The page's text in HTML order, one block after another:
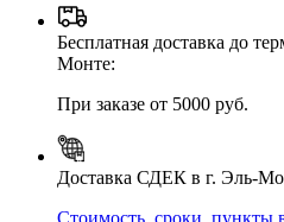
Бесплатная доставка до
Монте:
При заказе от 5000 руб.
Доставка СДЕК в г. Эль-